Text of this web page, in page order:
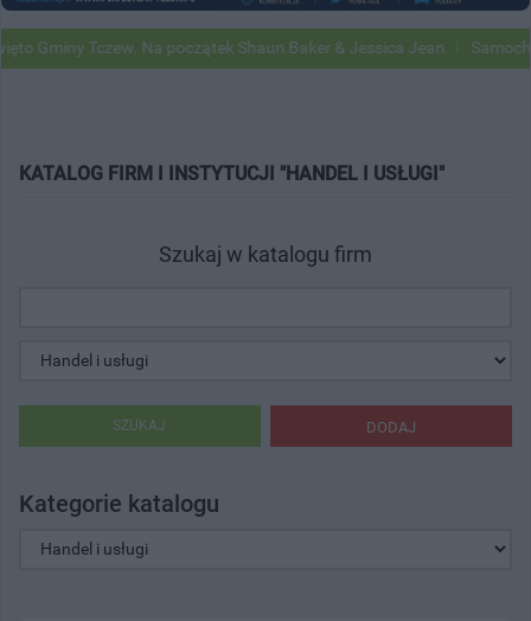
Tczew. Na początek Shaun Baker & Jessica Jean Samochody
KATALOG FIRM I INSTYTUCJI "HANDEL I USŁUGI"
Szukaj w katalogu firm
DODAJ
SZUKAJ
Kategorie katalogu